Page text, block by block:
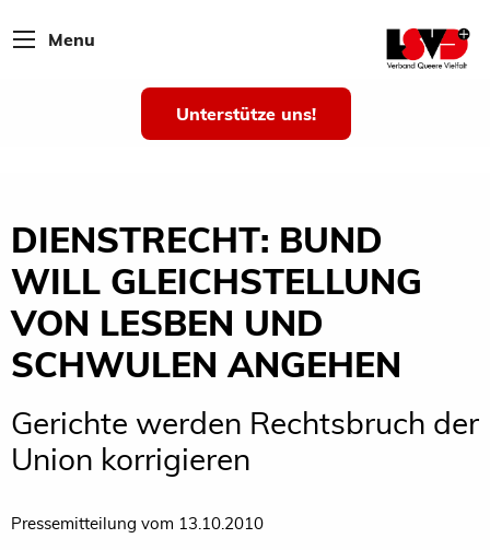
Menu
Unterstütze uns!
DIENSTRECHT: BUND
WILL GLEICHSTELLUNG
VON LESBEN UND
SCHWULEN ANGEHEN
Gerichte werden Rechtsbruch der
Union korrigieren
Pressemitteilung vom 13.10.2010